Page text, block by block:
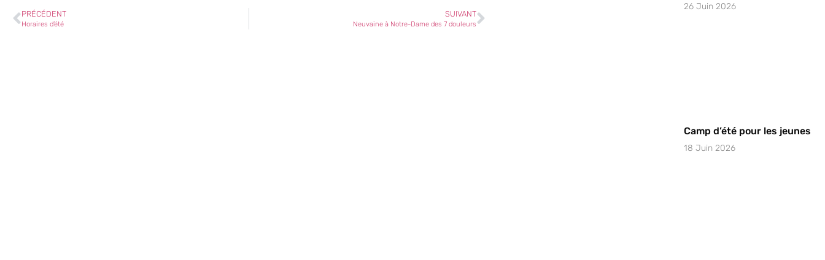
PRÉCÉDENT
Horaires d’été
SUIVANT
Neuvaine à Notre-Dame des 7 douleurs
26 Juin 2026
Camp d’été pour les jeunes
18 Juin 2026